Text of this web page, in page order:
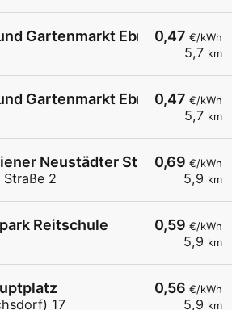
0,47 €/kWh
5,7 km
Gartenmarkt Ebreichsdorf
0,47 €/kWh
5,7 km
Gartenmarkt Ebreichsdorf
0,69 €/kWh
5,9 km
Neustädter Straße 2
Straße 2
0,59 €/kWh
5,9 km
Reitschule
0,56 €/kWh
5,9 km
17